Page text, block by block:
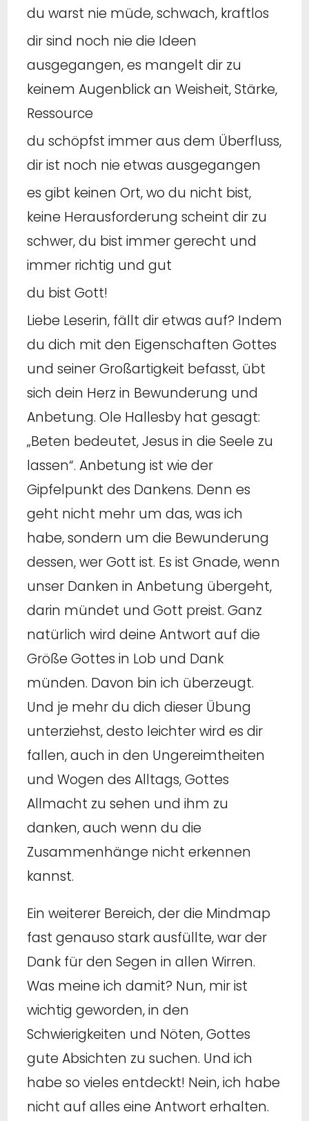
du warst nie müde, schwach, kraftlos
dir sind noch nie die Ideen
ausgegangen, es mangelt dir zu
keinem Augenblick an Weisheit, Stärke,
Ressource
du schöpfst immer aus dem Überfluss,
dir ist noch nie etwas ausgegangen
es gibt keinen Ort, wo du nicht bist,
keine Herausforderung scheint dir zu
schwer, du bist immer gerecht und
immer richtig und gut
du bist Gott!
Liebe Leserin, fällt dir etwas auf? Indem
du dich mit den Eigenschaften Gottes
und seiner Großartigkeit befasst, übt
sich dein Herz in Bewunderung und
Anbetung. Ole Hallesby hat gesagt:
„Beten bedeutet, Jesus in die Seele zu
lassen“. Anbetung ist wie der
Gipfelpunkt des Dankens. Denn es
geht nicht mehr um das, was ich
habe, sondern um die Bewunderung
dessen, wer Gott ist. Es ist Gnade, wenn
unser Danken in Anbetung übergeht,
darin mündet und Gott preist. Ganz
natürlich wird deine Antwort auf die
Größe Gottes in Lob und Dank
münden. Davon bin ich überzeugt.
Und je mehr du dich dieser Übung
unterziehst, desto leichter wird es dir
fallen, auch in den Ungereimtheiten
und Wogen des Alltags, Gottes
Allmacht zu sehen und ihm zu
danken, auch wenn du die
Zusammenhänge nicht erkennen
kannst.
Ein weiterer Bereich, der die Mindmap
fast genauso stark ausfüllte, war der
Dank für den Segen in allen Wirren.
Was meine ich damit? Nun, mir ist
wichtig geworden, in den
Schwierigkeiten und Nöten, Gottes
gute Absichten zu suchen. Und ich
habe so vieles entdeckt! Nein, ich habe
nicht auf alles eine Antwort erhalten.